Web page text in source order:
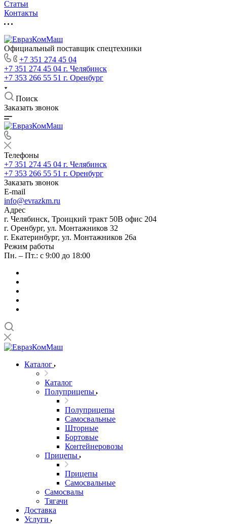
Статьи
Контакты
Официальный поставщик спецтехники
+7 351 274 45 04
+7 351 274 45 04 г. Челябинск
+7 353 266 55 51 г. Оренбург
Поиск
Заказать звонок
Телефоны
+7 351 274 45 04 г. Челябинск
+7 353 266 55 51 г. Оренбург
Заказать звонок
E-mail
info@evrazkm.ru
Адрес
г. Челябинск, Троицкий тракт 50В офис 204
г. Оренбург, ул. Монтажников 32
г. Екатеринбург, ул. Монтажников 26а
Режим работы
Пн. – Пт.: с 9:00 до 18:00
Каталог
Каталог
Полуприцепы
Полуприцепы
Самосвальные
Шторные
Бортовые
Контейнеровозы
Прицепы
Прицепы
Самосвальные
Самосвалы
Тягачи
Доставка
Услуги